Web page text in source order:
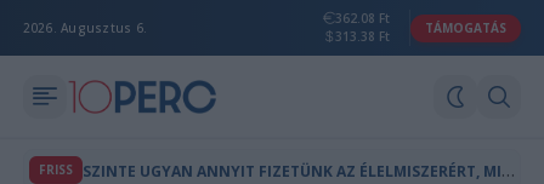
2026. Augusztus 6.
362.08 Ft
313.38 Ft
TÁMOGATÁS
FRISS S
ZINTE UGYAN ANNYIT FIZETÜNK AZ ÉLELMISZERÉRT, MINT BÁRHOL AZ EU-BAN, A FIZETÉSEK VISZONT AZ ÁTLAG FELÉT SEM ÉRIK EL